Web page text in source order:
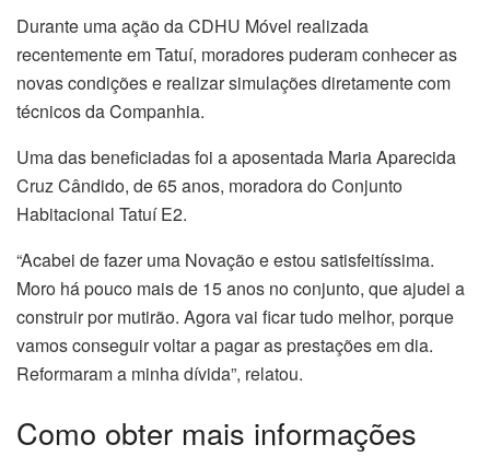
Durante uma ação da CDHU Móvel realizada
recentemente em Tatuí, moradores puderam conhecer as
novas condições e realizar simulações diretamente com
técnicos da Companhia.
Uma das beneficiadas foi a aposentada Maria Aparecida
Cruz Cândido, de 65 anos, moradora do Conjunto
Habitacional Tatuí E2.
“Acabei de fazer uma Novação e estou satisfeitíssima.
Moro há pouco mais de 15 anos no conjunto, que ajudei a
construir por mutirão. Agora vai ficar tudo melhor, porque
vamos conseguir voltar a pagar as prestações em dia.
Reformaram a minha dívida”, relatou.
Como obter mais informações